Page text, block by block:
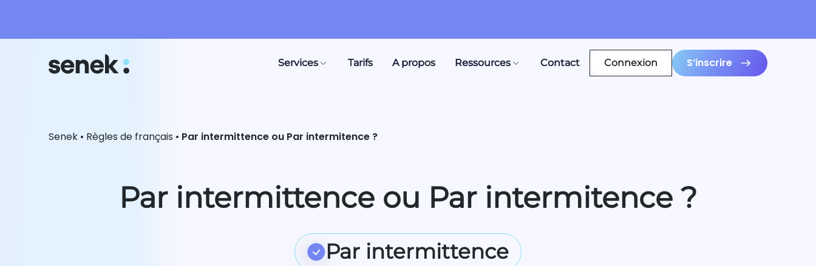
Services Tarifs A propos Ressources Contact Connexion S’inscrire
Senek • Règles de français • Par intermittence ou Par intermitence ?
Par intermittence ou Par intermitence ?
Par intermittence